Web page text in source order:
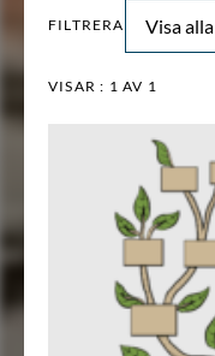
FILTRERA Visa alla
VISAR : 1 AV 1